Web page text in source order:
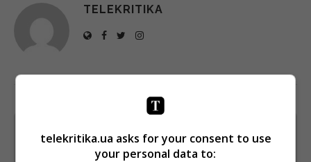
TELEKRITIKA
Щотижневий лист з найцікавішим.
Пишемо з любов'ю
!
telekritika.ua asks for your consent to use
your personal data to: